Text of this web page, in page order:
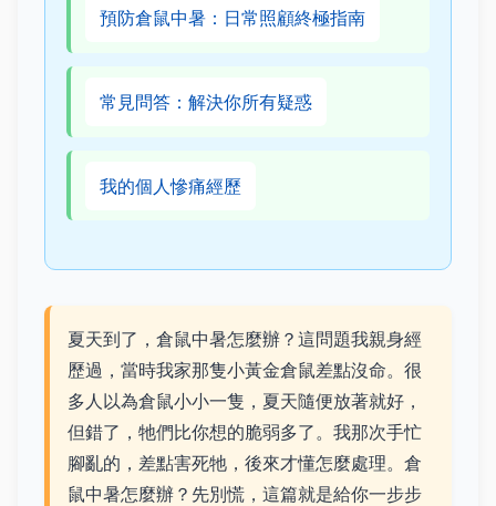
預防倉鼠中暑：日常照顧終極指南
常見問答：解決你所有疑惑
我的個人慘痛經歷
夏天到了，倉鼠中暑怎麼辦？這問題我親身經
歷過，當時我家那隻小黃金倉鼠差點沒命。很
多人以為倉鼠小小一隻，夏天隨便放著就好，
但錯了，牠們比你想的脆弱多了。我那次手忙
腳亂的，差點害死牠，後來才懂怎麼處理。倉
鼠中暑怎麼辦？先別慌，這篇就是給你一步步